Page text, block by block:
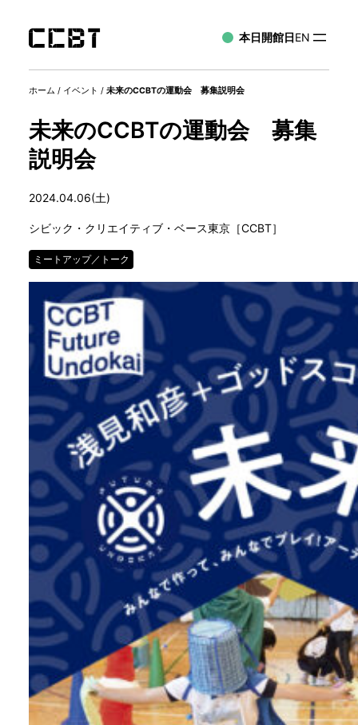
本日開館日EN
ホーム / イベント / 未来のCCBTの運動会 募集説明会
未来のCCBTの運動会 募集
説明会
2024.04.06(土)
シビック・クリエイティブ・ベース東京［CCBT］
ミートアップ／トーク